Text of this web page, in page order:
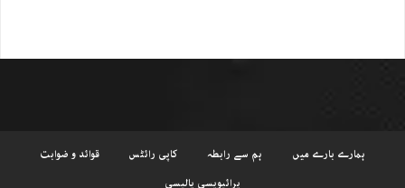
ہمارے بارے میں ہم سے رابطہ کاپی رائٹس
قوائد و ضوابت
پرائیویسی پالیسی